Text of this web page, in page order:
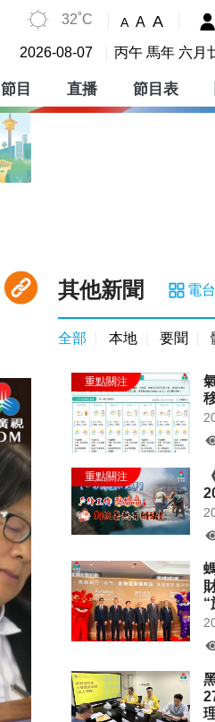
32˚C A A A
2026-08-07 丙午 馬年 六月
節目 直播 節目表
其他新聞 電台
全部 本地 要聞
“